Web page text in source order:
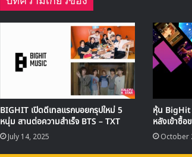
BIGHIT เปิดดีเทลแรกบอยกรุปใหม่ 5
หนุ่ม สานต่อความสำเร็จ BTS – TXT
July 14, 2025
หุ้น BigHit
หลังเข้าซื้
October